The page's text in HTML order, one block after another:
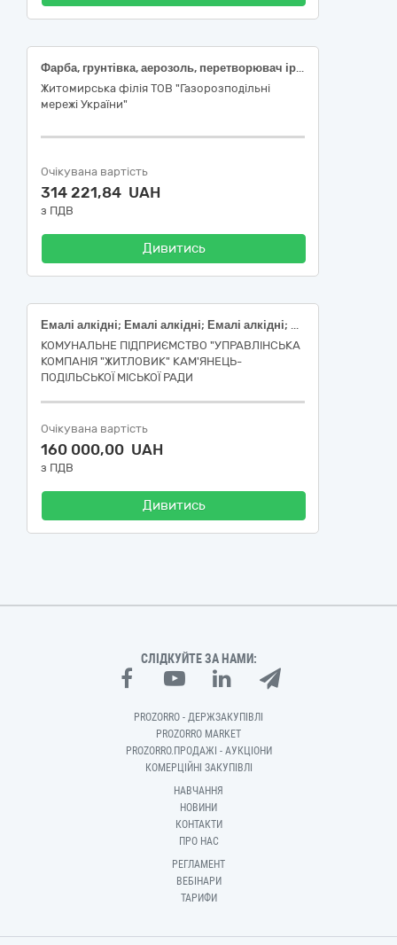
Фарба, грунтівка, аерозоль, перетворювач іржі
Житомирська філія ТОВ "Газорозподільні
мережі України"
Очікувана вартість
314 221,84 UAH
з ПДВ
Дивитись
Емалі алкідні; Емалі алкідні; Емалі алкідні; Емалі алкідні; Емалі алкідні; Емалі алкідні
КОМУНАЛЬНЕ ПІДПРИЄМСТВО "УПРАВЛІНСЬКА
КОМПАНІЯ "ЖИТЛОВИК" КАМ'ЯНЕЦЬ-
ПОДІЛЬСЬКОЇ МІСЬКОЇ РАДИ
Очікувана вартість
160 000,00 UAH
з ПДВ
Дивитись
СЛІДКУЙТЕ ЗА НАМИ:
PROZORRO - ДЕРЖЗАКУПІВЛІ
PROZORRO MARKET
PROZORRO.ПРОДАЖІ - АУКЦІОНИ
КОМЕРЦІЙНІ ЗАКУПІВЛІ
НАВЧАННЯ
НОВИНИ
КОНТАКТИ
ПРО НАС
РЕГЛАМЕНТ
ВЕБІНАРИ
ТАРИФИ